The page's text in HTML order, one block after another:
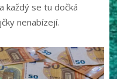
každý se tu dočká
nenabízejí.